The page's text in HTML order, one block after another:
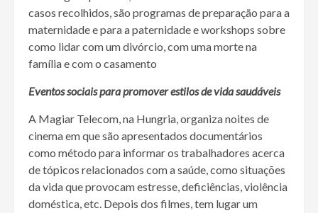
casos recolhidos, são programas de preparação para a
maternidade e para a paternidade e workshops sobre
como lidar com um divórcio, com uma morte na
família e com o casamento
Eventos sociais para promover estilos de vida saudáveis
A Magiar Telecom, na Hungria, organiza noites de
cinema em que são apresentados documentários
como método para informar os trabalhadores acerca
de tópicos relacionados com a saúde, como situações
da vida que provocam estresse, deficiências, violência
doméstica, etc. Depois dos filmes, tem lugar um